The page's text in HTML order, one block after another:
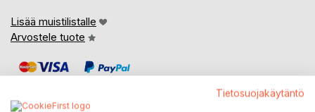
Lisää muistilistalle
Arvostele tuote
Tietosuojakäytäntö